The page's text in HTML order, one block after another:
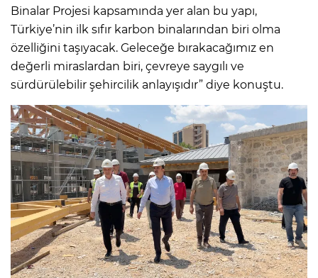
Binalar Projesi kapsamında yer alan bu yapı,
Türkiye’nin ilk sıfır karbon binalarından biri olma
özelliğini taşıyacak. Geleceğe bırakacağımız en
değerli miraslardan biri, çevreye saygılı ve
sürdürülebilir şehircilik anlayışıdır” diye konuştu.